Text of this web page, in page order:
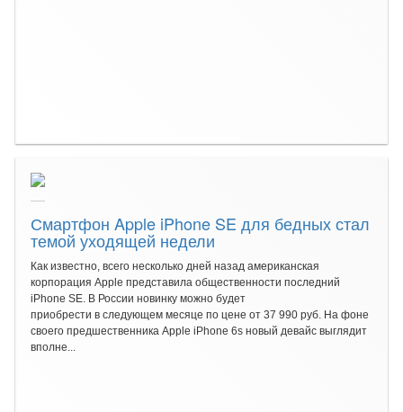
Смартфон Apple iPhone SE для бедных стал
темой уходящей недели
Как известно, всего несколько дней назад американская
корпорация Apple представила общественности последний
iPhone SE. В России новинку можно будет
приобрести в следующем месяце по цене от 37 990 руб. На фоне
своего предшественника Apple iPhone 6s новый девайс выглядит
вполне...